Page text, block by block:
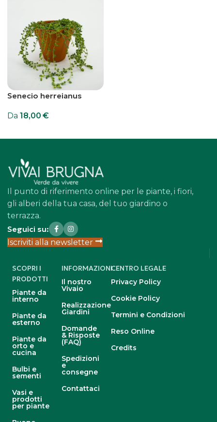
Senecio herreianus
Da 18,00 €
Il punto di riferimento online per le piante, i fiori,
gli alberi della tua casa, del tuo giardino o
terrazza.
Seguici su:
Iscriviti alla newsletter
SCOPRI I
PRODOTTI
Piante da
interno
Piante da
esterno
Piante da
orto e
cucina
Bulbi e
sementi
Vasi e
prodotti
per piante
INFORMAZIONI
Il nostro
Vivaio
Realizzazione
Giardini
Domande
& Risposte
(FAQ)
Spedizioni
e
consegne
Contattaci
CENTRO LEGALE
Privacy Policy
Cookie Policy
Termini e Condizioni
Reso Online
Credits